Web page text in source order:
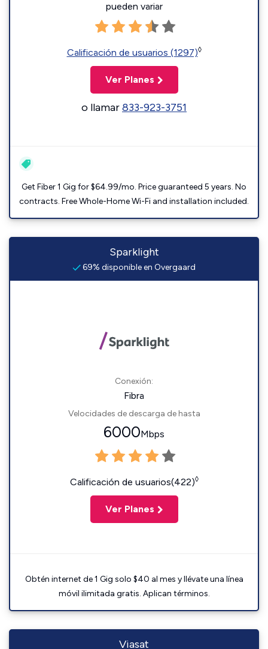
pueden variar
Calificación de usuarios (1297)◊
Ver Planes
o llamar833-923-3751
Get Fiber 1 Gig for $64.99/mo. Price guaranteed 5 years. No
contracts. Free Whole-Home Wi-Fi and installation included.
Sparklight
69% disponible en Overgaard
Conexión:
Fibra
Velocidades de descarga de hasta
6000Mbps
Calificación de usuarios(422)◊
Ver Planes
Obtén internet de 1 Gig solo $40 al mes y llévate una línea
móvil ilimitada gratis. Aplican términos.
Viasat